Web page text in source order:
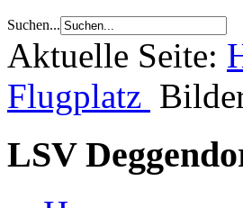
Suchen...
Aktuelle Seite:
Flugplatz
LSV